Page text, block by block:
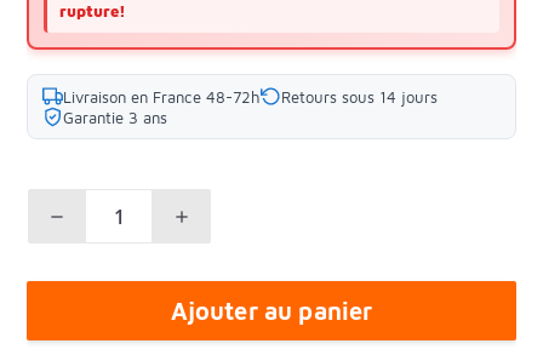
rupture!
Livraison en France 48-72h
Retours sous 14 jours
Garantie 3 ans
Ajouter au panier